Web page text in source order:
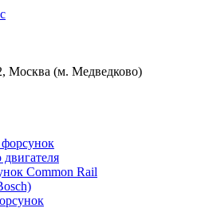
Москва (м. Медведково)
Common Rail